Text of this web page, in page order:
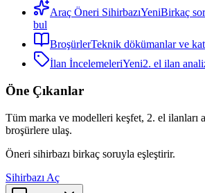
Araç Öneri SihirbazıYeniBirkaç
bul
BroşürlerTeknik dökümanlar ve
İlan İncelemeleriYeni2. el ilan
Öne Çıkanlar
Tüm marka ve modelleri keşfet, 2. el ilanları
broşürlere ulaş.
Öneri sihirbazı birkaç soruyla eşleştirir.
Sihirbazı Aç